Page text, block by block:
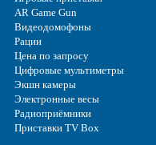
AR Game Gun
Видеодомофоны
Рации
Цена по запросу
Цифровые мультиметры
Экшн камеры
Электронные весы
Радиоприёмники
Приставки TV Box